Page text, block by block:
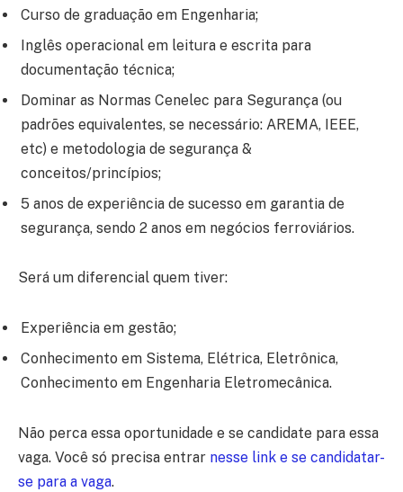
Curso de graduação em Engenharia;
Inglês operacional em leitura e escrita para
documentação técnica;
Dominar as Normas Cenelec para Segurança (ou
padrões equivalentes, se necessário: AREMA, IEEE,
etc) e metodologia de segurança &
conceitos/princípios;
5 anos de experiência de sucesso em garantia de
segurança, sendo 2 anos em negócios ferroviários.
Será um diferencial quem tiver:
Experiência em gestão;
Conhecimento em Sistema, Elétrica, Eletrônica,
Conhecimento em Engenharia Eletromecânica.
Não perca essa oportunidade e se candidate para essa
vaga. Você só precisa entrar nesse link e se candidatar-
se para a vaga.